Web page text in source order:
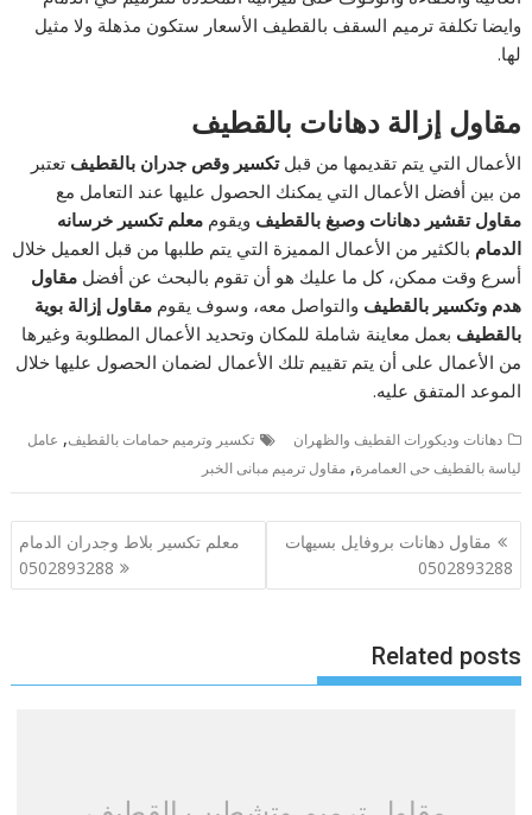
وايضا تكلفة ترميم السقف بالقطيف الأسعار ستكون مذهلة ولا مثيل
لها.
مقاول إزالة دهانات بالقطيف
الأعمال التي يتم تقديمها من قبلتكسير وقص جدران بالقطيفتعتبر
من بين أفضل الأعمال التي يمكنك الحصول عليها عند التعامل مع
مقاول تقشير دهانات وصبغ بالقطيف ويقوممعلم تكسير خرسانه
الدمام بالكثير من الأعمال المميزة التي يتم طلبها من قبل العميل خلال
أسرع وقت ممكن، كل ما عليك هو أن تقوم بالبحث عن أفضلمقاول
هدم وتكسير بالقطيف والتواصل معه، وسوف يقوممقاول إزالة بوية
بالقطيف بعمل معاينة شاملة للمكان وتحديد الأعمال المطلوبة وغيرها
من الأعمال على أن يتم تقييم تلك الأعمال لضمان الحصول عليها خلال
الموعد المتفق عليه.
دهانات وديكورات القطيف والظهران تكسير وترميم حمامات بالقطيف, عامل
لياسة بالقطيف حى العمامرة,مقاول ترميم مبانى الخبر
تصفّح
المقالات
مقاول دهانات بروفايل بسيهات
0502893288
معلم تكسير بلاط وجدران الدمام
0502893288
Related posts